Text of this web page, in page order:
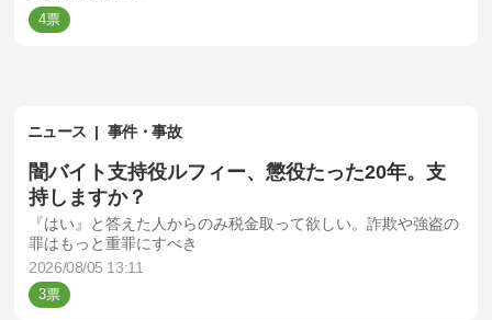
4
ニュース 事件・事故
闇バイト支持役ルフィー、懲役たった20年。支
持しますか？
『はい』と答えた人からのみ税金取って欲しい。詐欺や強盗の
罪はもっと重罪にすべき
2026/08/05 13:11
3